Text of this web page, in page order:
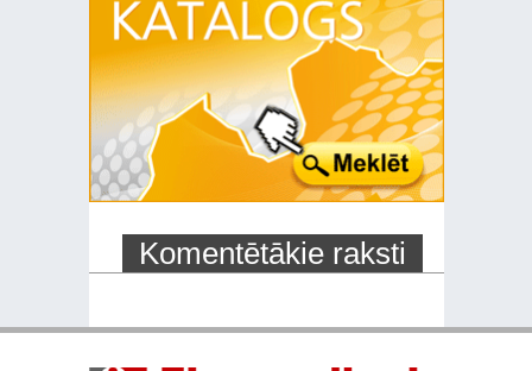
Komentētākie raksti